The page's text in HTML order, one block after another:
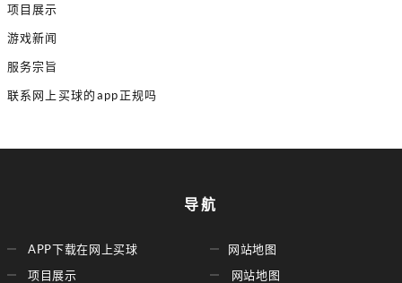
项目展示
游戏新闻
服务宗旨
联系网上买球的app正规吗
导航
APP下载在网上买球
项目展示
网站地图
网站地图